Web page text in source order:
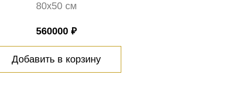
80х50 см
560000 ₽
Добавить в корзину